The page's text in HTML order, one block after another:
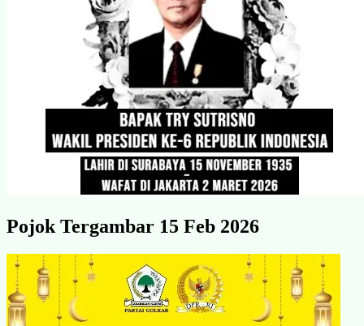
Pojok Tergambar 15 Feb 2026